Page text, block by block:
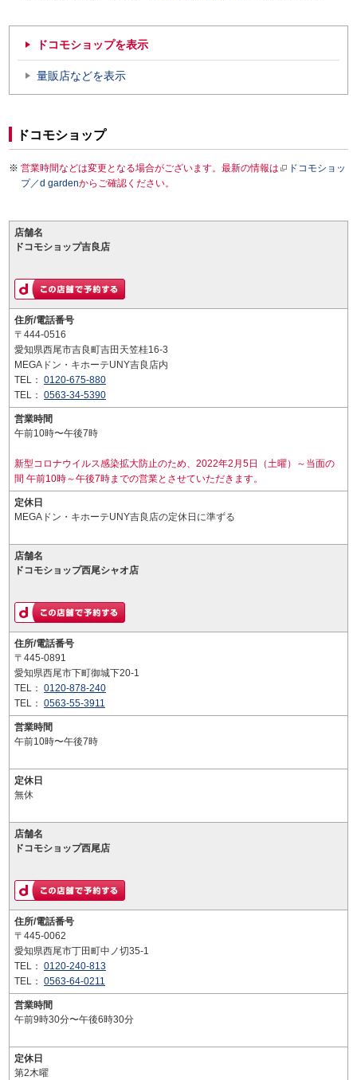
ドコモショップを表示
量販店などを表示
ドコモショップ
営業時間などは変更となる場合がございます。最新の情報は
ドコモショッ
プ／d gardenからご確認ください。
店舗名
ドコモショップ吉良店
住所/電話番号
〒444-0516
愛知県西尾市吉良町吉田天笠桂16-3
MEGAドン・キホーテUNY吉良店内
TEL： 0120-675-880
TEL： 0563-34-5390
営業時間
午前10時〜午後7時
新型コロナウイルス感染拡大防止のため、2022年2月5日（土曜）～当面の
間 午前10時～午後7時までの営業とさせていただきます。
定休日
MEGAドン・キホーテUNY吉良店の定休日に準ずる
店舗名
ドコモショップ西尾シャオ店
住所/電話番号
〒445-0891
愛知県西尾市下町御城下20-1
TEL： 0120-878-240
TEL： 0563-55-3911
営業時間
午前10時〜午後7時
定休日
無休
店舗名
ドコモショップ西尾店
住所/電話番号
〒445-0062
愛知県西尾市丁田町中ノ切35-1
TEL： 0120-240-813
TEL： 0563-64-0211
営業時間
午前9時30分〜午後6時30分
定休日
第2木曜